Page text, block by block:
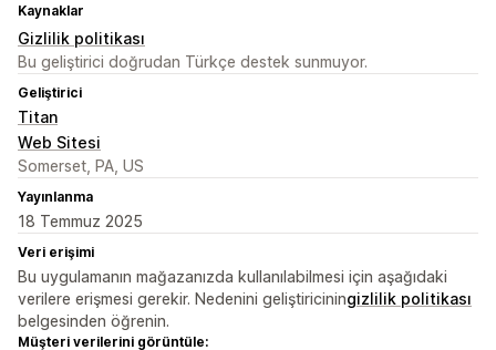
Kaynaklar
Gizlilik politikası
Bu geliştirici doğrudan Türkçe destek sunmuyor.
Geliştirici
Titan
Web Sitesi
Somerset, PA, US
Yayınlanma
18 Temmuz 2025
Veri erişimi
Bu uygulamanın mağazanızda kullanılabilmesi için aşağıdaki
verilere erişmesi gerekir. Nedenini geliştiriciningizlilik politikası
belgesinden öğrenin.
Müşteri verilerini görüntüle: